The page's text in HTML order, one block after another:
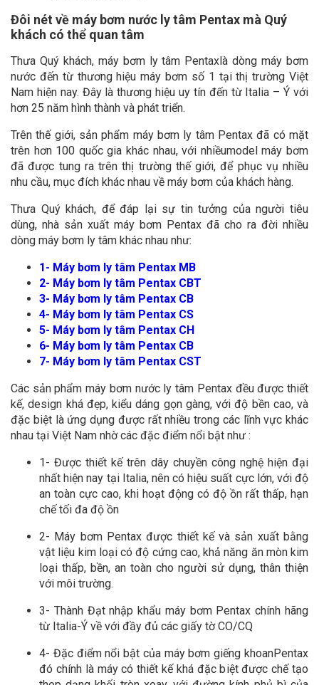
Đôi nét về máy bơm nước ly tâm Pentax mà Quý
khách có thể quan tâm
Thưa Quý khách, máy bơm ly tâm Pentaxlà dòng máy bơm
nước đến từ thương hiệu máy bơm số 1 tại thị trường Việt
Nam hiện nay. Đây là thương hiệu uy tín đến từ Italia – Ý với
hơn 25 năm hình thành và phát triển.
Trên thế giới, sản phẩm máy bơm ly tâm Pentax đã có mặt
trên hơn 100 quốc gia khác nhau, với nhiềumodel máy bơm
đã được tung ra trên thị trường thế giới, để phục vụ nhiều
nhu cầu, mục đích khác nhau về máy bơm của khách hàng.
Thưa Quý khách, để đáp lại sự tin tưởng của người tiêu
dùng, nhà sản xuất máy bơm Pentax đã cho ra đời nhiều
dòng máy bơm ly tâm khác nhau như:
1- Máy bơm ly tâm Pentax MB
2- Máy bơm ly tâm Pentax CBT
3- Máy bơm ly tâm Pentax CB
4- Máy bơm ly tâm Pentax CS
5- Máy bơm ly tâm Pentax CH
6- Máy bơm ly tâm Pentax CB
7- Máy bơm ly tâm Pentax CST
Các sản phẩm máy bơm nước ly tâm Pentax đều được thiết
kế, design khá đẹp, kiểu dáng gọn gàng, với độ bền cao, và
đặc biệt là ứng dụng được rất nhiều trong các lĩnh vực khác
nhau tại Việt Nam nhờ các đặc điểm nổi bật như :
1- Được thiết kế trên dây chuyền công nghệ hiện đại
nhất hiện nay tại Italia, nên có hiệu suất cực lớn, với độ
an toàn cực cao, khi hoạt động có độ ồn rất thấp, hạn
chế tối đa độ ồn
2- Máy bơm Pentax được thiết kế và sản xuất bằng
vật liệu kim loại có độ cứng cao, khả năng ăn mòn kim
loại thấp, bền, an toàn cho người sử dụng, thân thiện
với môi trường.
3- Thành Đạt nhập khẩu máy bơm Pentax chính hãng
từ Italia-Ý về với đầy đủ các giấy tờ CO/CQ
4- Đặc điểm nổi bật của máy bơm giếng khoanPentax
đó chính là máy có thiết kế khá đặc biệt được chế tạo